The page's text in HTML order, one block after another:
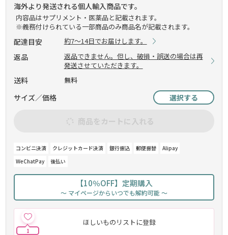
海外より発送される個人輸入商品です。
内容品はサプリメント・医薬品と記載されます。
※義務付けられている一部商品のみ商品名が記載されます。
配達目安 約7～14日でお届けします。
返品
返品できません。但し、破損・誤送の場合は再
発送させていただきます。
送料 無料
サイズ／価格 選択する
商品をカートに入れる
コンビニ決済 クレジットカード決済 銀行振込 郵便振替
Alipay
WeChatPay
後払い
【10％OFF】定期購入
～ マイページからいつでも解約可能 ～
ほしいものリストに登録
1